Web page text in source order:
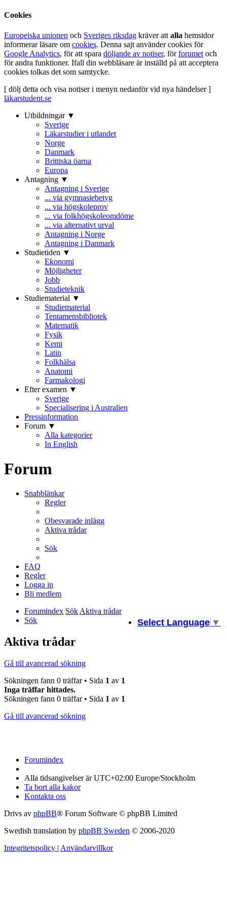
Cookies
Europeiska unionen och Sveriges riksdag kräver att alla hemsidor
informerar läsare om cookies. Denna sajt använder cookies för
Google Analytics, för att spara döljande av notiser, förforumet och
för andra funktioner. Ifall din webbläsare är inställd på att acceptera
cookies tolkas det som samtycke.
[ dölj detta och visa notiser i menyn nedanför vid nya händelser ]
läkarstudent.se
Utbildningar ▼
Sverige
Läkarstudier i utlandet
Norge
Danmark
Brittiska öarna
Europa
Antagning ▼
Antagning i Sverige
... via gymnasiebetyg
... via högskoleprov
... via folkhögskoleomdöme
... via alternativt urval
Antagning i Norge
Antagning i Danmark
Studietiden ▼
Ekonomi
Möjligheter
Jobb
Studieteknik
Studiematerial ▼
Studiematerial
Tentamensbibliotek
Matematik
Fysik
Kemi
Latin
Folkhälsa
Anatomi
Farmakologi
Efter examen ▼
Sverige
Specialisering i Australien
Pressinformation
Forum ▼
Alla kategorier
In English
Forum
Snabblänkar
Regler
Obesvarade inlägg
Aktiva trådar
Sök
FAQ
Regler
Logga in
Bli medlem
Forumindex SökAktiva trådar
Select Language ▼
Sök
Aktiva trådar
Gå till avancerad sökning
Sökningen fann 0 träffar • Sida 1 av 1
Inga träffar hittades.
Sökningen fann 0 träffar • Sida 1 av 1
Gå till avancerad sökning
Forumindex
Alla tidsangivelser är UTC+02:00 Europe/Stockholm
Ta bort alla kakor
Kontakta oss
Drivs av phpBB® Forum Software © phpBB Limited
Swedish translation by phpBB Sweden © 2006-2020
Integritetspolicy | Användarvillkor